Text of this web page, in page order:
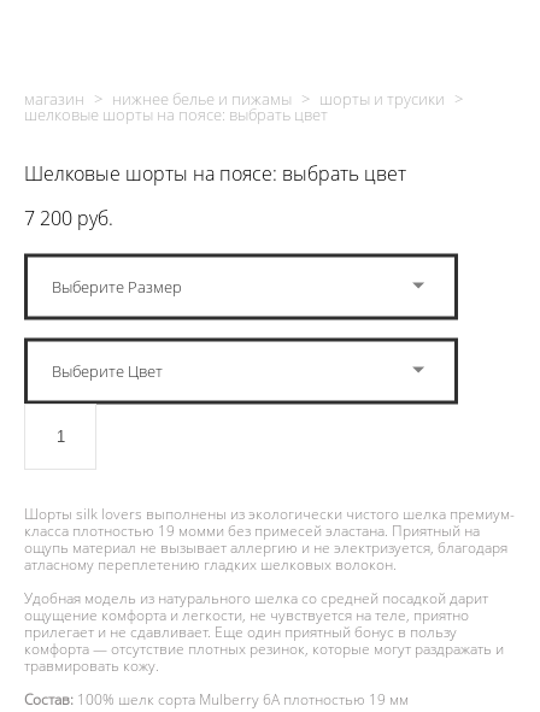
магазин > нижнее белье и пижамы > шорты и трусики >
шелковые шорты на поясе: выбрать цвет
Шелковые шорты на поясе: выбрать цвет
7 200 pуб.
Выберите Размер
Выберите Цвет
Шорты silk lovers выполнены из экологически чистого шелка премиум-
класса плотностью 19 момми без примесей эластана. Приятный на
ощупь материал не вызывает аллергию и не электризуется, благодаря
атласному переплетению гладких шелковых волокон.
Удобная модель из натурального шелка со средней посадкой дарит
ощущение комфорта и легкости, не чувствуется на теле, приятно
прилегает и не сдавливает. Еще один приятный бонус в пользу
комфорта — отсутствие плотных резинок, которые могут раздражать и
травмировать кожу.
Состав: 100% шелк сорта Mulberry 6А плотностью 19 мм